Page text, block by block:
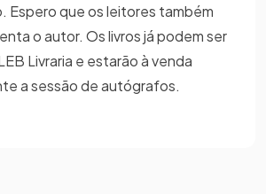
Espero que os leitores também
o autor. Os livros já podem ser
Livraria e estarão à venda
a sessão de autógrafos.